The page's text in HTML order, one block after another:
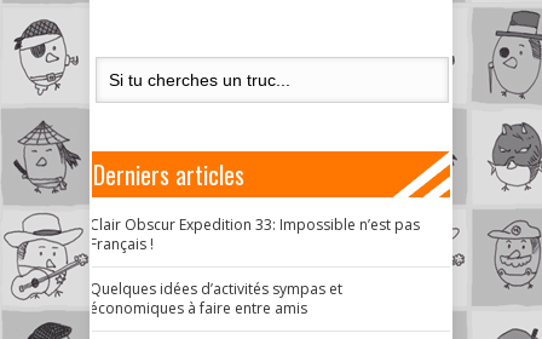
Derniers articles
Clair Obscur Expedition 33: Impossible n’est pas
Français !
Quelques idées d’activités sympas et
économiques à faire entre amis